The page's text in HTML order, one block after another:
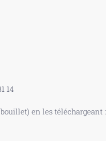
14
en les téléchargeant :